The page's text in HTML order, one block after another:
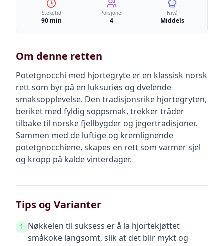
Steketid
90 min
Porsjoner
4
Nivå
Middels
Om denne retten
Potetgnocchi med hjortegryte er en klassisk norsk
rett som byr på en luksuriøs og dvelende
smaksopplevelse. Den tradisjonsrike hjortegryten,
beriket med fyldig soppsmak, trekker tråder
tilbake til norske fjellbygder og jegertradisjoner.
Sammen med de luftige og kremlignende
potetgnocchiene, skapes en rett som varmer sjel
og kropp på kalde vinterdager.
Tips og Varianter
1
Nøkkelen til suksess er å la hjortekjøttet
småkoke langsomt, slik at det blir mykt og